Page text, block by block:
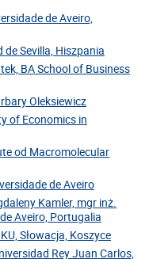
de Aveiro,
de Sevilla, Hiszpania
BA School of Business
Oleksiewicz
of Economics in
od Macromolecular
de Aveiro
Kamler, mgr inż.
Aveiro, Portugalia
Słowacja, Koszyce
Rey Juan Carlos,